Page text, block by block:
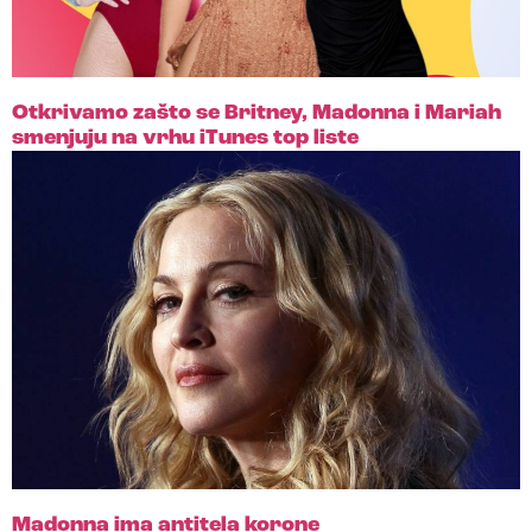
Otkrivamo zašto se Britney, Madonna i Mariah
smenjuju na vrhu iTunes top liste
Madonna ima antitela korone